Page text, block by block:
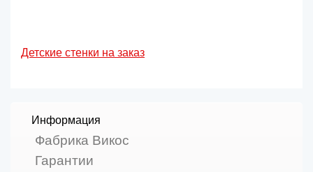
Детские стенки на заказ
Информация
Фабрика Викос
Гарантии